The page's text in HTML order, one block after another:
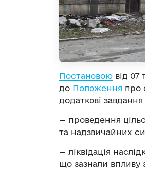
Постановою від 07
до Положення про
додаткові
— проведення
та надзвичайних
— ліквідація
що зазнали впливу